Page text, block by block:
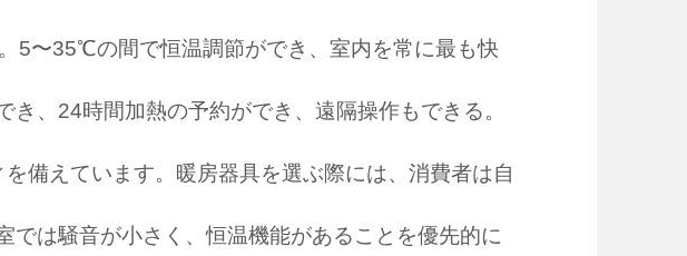
5〜35℃の間で恒温調節ができ、室内を常に最も快
、24時間加熱の予約ができ、遠隔操作もできる。
備えています。暖房器具を選ぶ際には、消費者は自
は騒音が小さく、恒温機能があることを優先的に